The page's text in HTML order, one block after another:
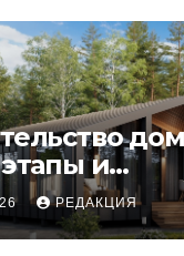
и
РЕДАКЦИЯ